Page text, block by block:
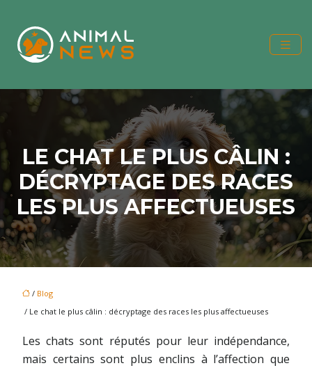
LE CHAT LE PLUS CÂLIN :
DÉCRYPTAGE DES RACES
LES PLUS AFFECTUEUSES
/ Blog
/ Le chat le plus câlin : décryptage des races les plus affectueuses
Les chats sont réputés pour leur indépendance,
mais certains sont plus enclins à l’affection que